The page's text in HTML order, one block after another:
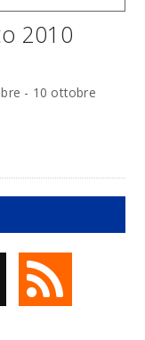
2010
- 10 ottobre